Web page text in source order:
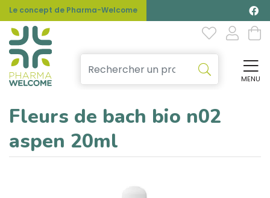
Le concept de Pharma-Welcome
MENU
Fleurs de bach bio n02
aspen 20ml